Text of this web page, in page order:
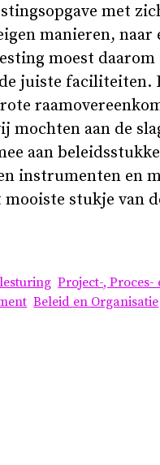
met
manieren,
moest
juiste faciliteiten.
mochten aan de
aan
instrumenten en
stukje van
Project-,
Beleid en Organisatie